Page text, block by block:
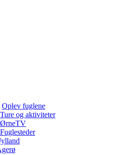
Oplev fuglene
Ture og aktiviteter
ØrneTV
Fuglesteder